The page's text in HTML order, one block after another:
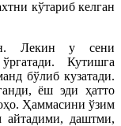
кўтариб келган
Лекин у сени
Кутишга
бўлиб кузатади.
ёш эди ҳатто
Ҳаммасини ўзим
айтадими, даштми,